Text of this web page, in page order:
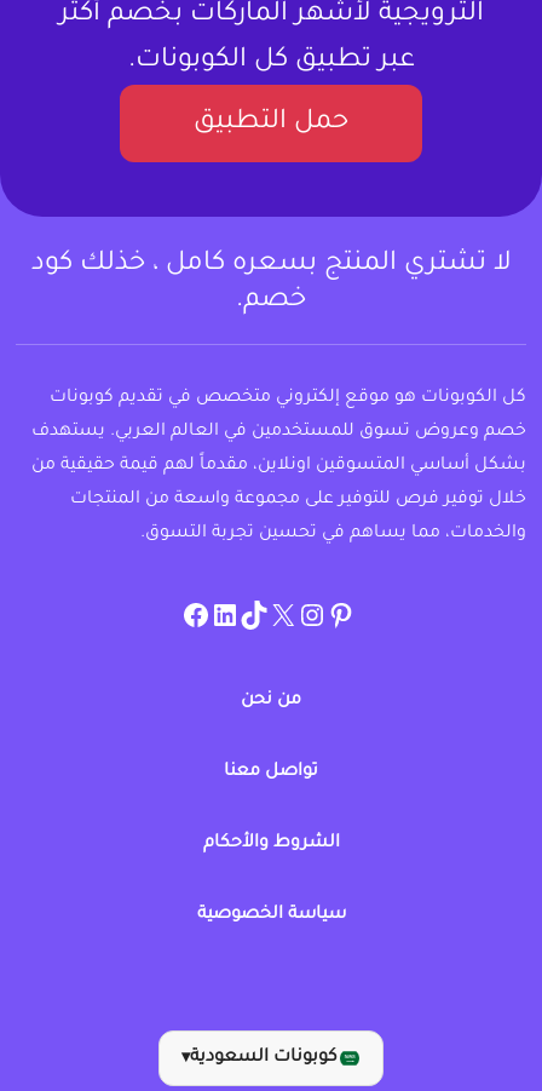
الترويجية لأشهر الماركات بخصم أكثر
عبر تطبيق كل الكوبونات.
حمل التطبيق
لا تشتري المنتج بسعره كامل ، خذلك كود
خصم.
كل الكوبونات هو موقع إلكتروني متخصص في تقديم كوبونات
خصم وعروض تسوق للمستخدمين في العالم العربي. يستهدف
بشكل أساسي المتسوقين اونلاين، مقدماً لهم قيمة حقيقية من
خلال توفير فرص للتوفير على مجموعة واسعة من المنتجات
والخدمات، مما يساهم في تحسين تجربة التسوق.
pinterest
allcouponat
twitter
TikTok
linkedin
facebook
من نحن
تواصل معنا
الشروط والأحكام
سياسة الخصوصية
كوبونات السعودية▾